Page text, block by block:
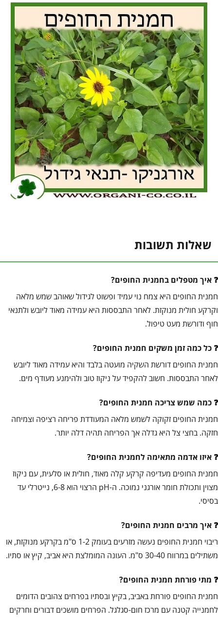
שאלות תשובות
איך מטפלים בחמנית החופים?
חמנית החופים היא צמח נוי עמיד ופשוט לגידול שאוהב שמש מלאה
וקרקע חולית מנוקזת. לאחר התבססות היא עמידה מאוד ליובש ולתנאי
חוף ודורשת מעט טיפול.
כל כמה זמן משקים חמנית החופים?
חמנית החופים דורשת השקיה מועטה בלבד והיא עמידה מאוד ליובש
לאחר התבססות. חשוב להקפיד על ניקוז טוב ולהימנע מעודף מים.
כמה שמש צריכה חמנית החופים?
חמנית החופים זקוקה לשמש מלאה המעודדת פריחה רציפה וצמיחה
חזקה. בחצי צל היא גדלה אך הפריחה תהיה דלה יותר.
איזו אדמה מתאימה לחמנית החופים?
חמנית החופים מעדיפה קרקע קלה מאוד, חולית או סלעית, עם ניקוז
מצוין ותכולת חומר אורגני נמוכה. ה-pH הרצוי הוא 6-8, נייטרלי עד
בסיסי.
איך מרבים חמנית החופים?
ריבוי חמנית החופים נעשה מזרעים בעומק 1-2 ס"מ בקרקע מנוקזת, או
משתילים במרווח 30-40 ס"מ. העונה המומלצת היא אביב, קיץ או סתיו.
מתי פורחת חמנית החופים?
חמנית החופים פורחת באביב, בקיץ ובסתיו בפרחים צהובים הדומים
לחמנייה קטנה עם מרכז חום-סגלגל. הפרחים מושכים דבורים וחרקים